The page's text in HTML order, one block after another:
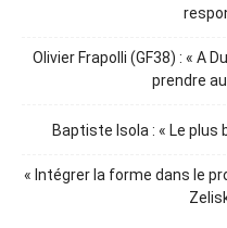
Olivier Frapolli (GF38) : « A
prendre
Baptiste Isola : « Le plus
« Intégrer la forme dans le